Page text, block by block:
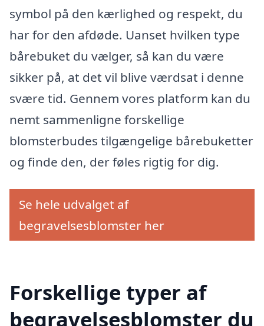
symbol på den kærlighed og respekt, du
har for den afdøde. Uanset hvilken type
bårebuket du vælger, så kan du være
sikker på, at det vil blive værdsat i denne
svære tid. Gennem vores platform kan du
nemt sammenligne forskellige
blomsterbudes tilgængelige bårebuketter
og finde den, der føles rigtig for dig.
Se hele udvalget af
begravelsesblomster her
Forskellige typer af
begravelsesblomster du